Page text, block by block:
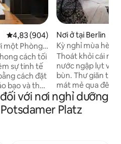
Xếp hạng trung bình 4,83/5, 904
4,83 (904)
một Phòng
cách tối
sự tinh tế
cách đặt
bạo và thú
sàn gỗ
mỗi
rũ và cá
Nơi ở tại Berlin
Kỳ nghỉ mùa hè
riêng ở Kreuzberg
Thoát khỏi cái
nước ngập lụt và
bùn. Thư giãn
mát mẻ qua đêm,
nóng oi ả của
làn nước mát
1,80x1,80m riêng của
với nơi nghỉ dưỡng
Platz